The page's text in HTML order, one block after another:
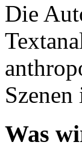
Die
Was